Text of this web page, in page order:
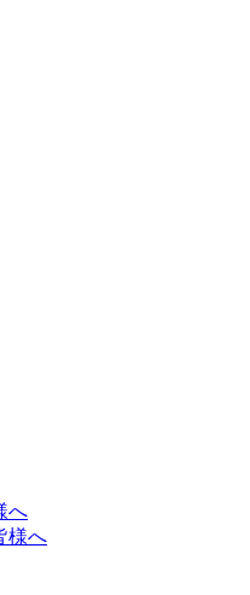
へ
様へ